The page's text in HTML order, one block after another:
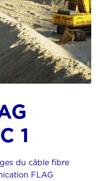
1
du câble fibre
FLAG